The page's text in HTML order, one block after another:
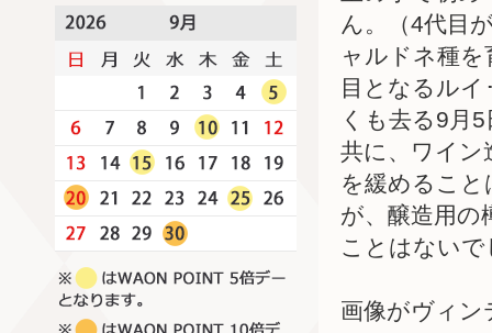
ん。（4代目
ャルドネ種
目となるル
くも去る9月
共に、ワイン
を緩めるこ
が、醸造用の
ことはないで
画像がヴィン